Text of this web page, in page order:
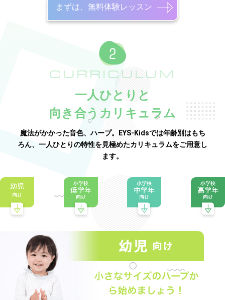
まずは、無料体験レッスン
CURRICULUM
一人ひとりと
向き合うカリキュラム
魔法がかかった音色、ハープ。EYS-Kidsでは年齢別はもち
ろん、一人ひとりの特性を見極めたカリキュラムをご用意し
ます。